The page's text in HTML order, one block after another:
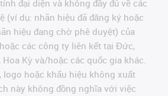
đại diện và không đầy đủ về các
(ví dụ: nhãn hiệu đã đăng ký hoặc
hiệu đang chờ phê duyệt) của
các công ty liên kết tại Đức,
Kỳ và/hoặc các quốc gia khác.
logo hoặc khẩu hiệu không xuất
này không đồng nghĩa với việc